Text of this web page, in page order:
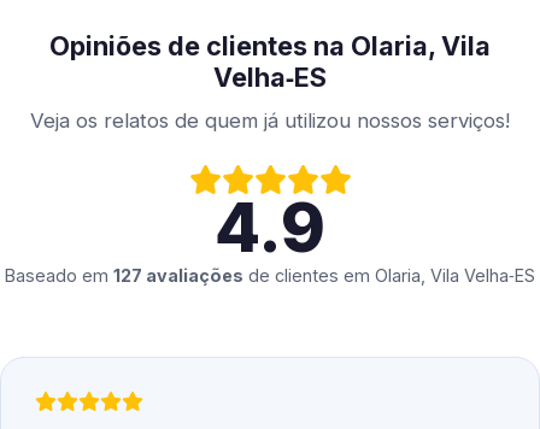
Opiniões de clientes na Olaria, Vila
Velha‑ES
Veja os relatos de quem já utilizou nossos serviços!
4.9
Baseado em 127 avaliações de clientes em Olaria, Vila Velha‑ES